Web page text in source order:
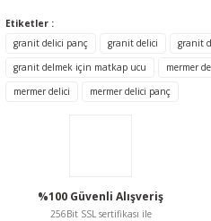
Görüş ve önerileriniz için teşekkür
Ürün resmi kalitesiz, bozuk
Ürün açıklamasında eksik
Etiketler :
granit delici panç
granit delici
granit
granit delmek için matkap ucu
mermer
mermer delici
mermer delici panç
%100 Güvenli Alışveriş
256Bit SSL sertifikası ile